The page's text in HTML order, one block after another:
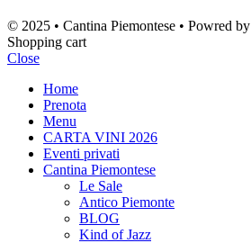
© 2025 • Cantina Piemontese • Powred by
Shopping cart
Close
Home
Prenota
Menu
CARTA VINI 2026
Eventi privati
Cantina Piemontese
Le Sale
Antico Piemonte
BLOG
Kind of Jazz